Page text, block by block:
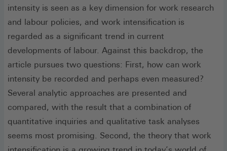
intensity is seen as a key dimension for work research
and labour policies, and work intensification is
regarded as a significant trend in current
developments of labour. Against this backdrop, the
article pursues two questions: First, how can work
intensity be recorded and perhaps even measured?
Several analytic approaches are presented and
compared, with the result that a combination of
quantitative inquiries and qualitative task analyses
seems most promising. Second, the theory that work